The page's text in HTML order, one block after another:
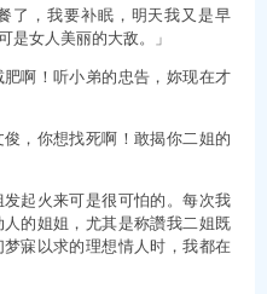
了，我要补眠，明天我又是早
是女人美丽的大敌。」
啊！听小弟的忠告，妳现在才
，你想找死啊！敢揭你二姐的
起火来可是很可怕的。每次我
的姐姐，尤其是称讚我二姐既
寐以求的理想情人时，我都在